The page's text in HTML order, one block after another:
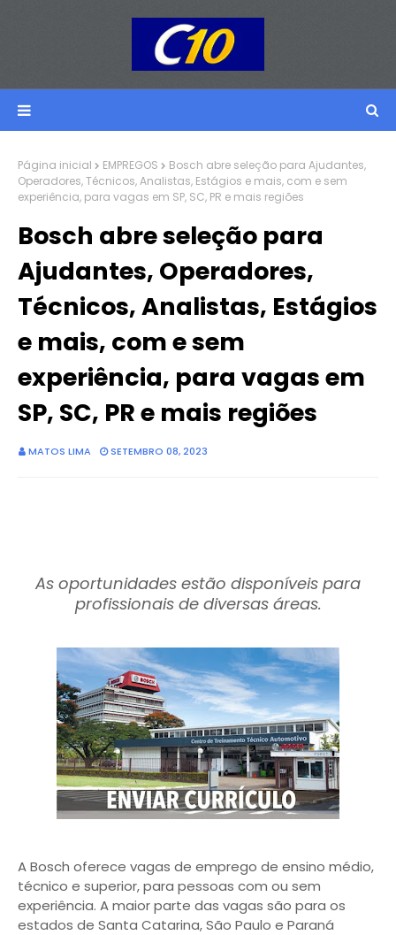
Página inicial EMPREGOS
Bosch abre seleção para Ajudantes,
Operadores, Técnicos, Analistas, Estágios e mais, com e sem
experiência, para vagas em SP, SC, PR e mais regiões
Bosch abre seleção para
Ajudantes, Operadores,
Técnicos, Analistas, Estágios
e mais, com e sem
experiência, para vagas em
SP, SC, PR e mais regiões
MATOS LIMA SETEMBRO 08, 2023
As oportunidades estão disponíveis para
profissionais de diversas áreas.
A Bosch oferece vagas de emprego de ensino médio,
técnico e superior, para pessoas com ou sem
experiência. A maior parte das vagas são para os
estados de Santa Catarina, São Paulo e Paraná